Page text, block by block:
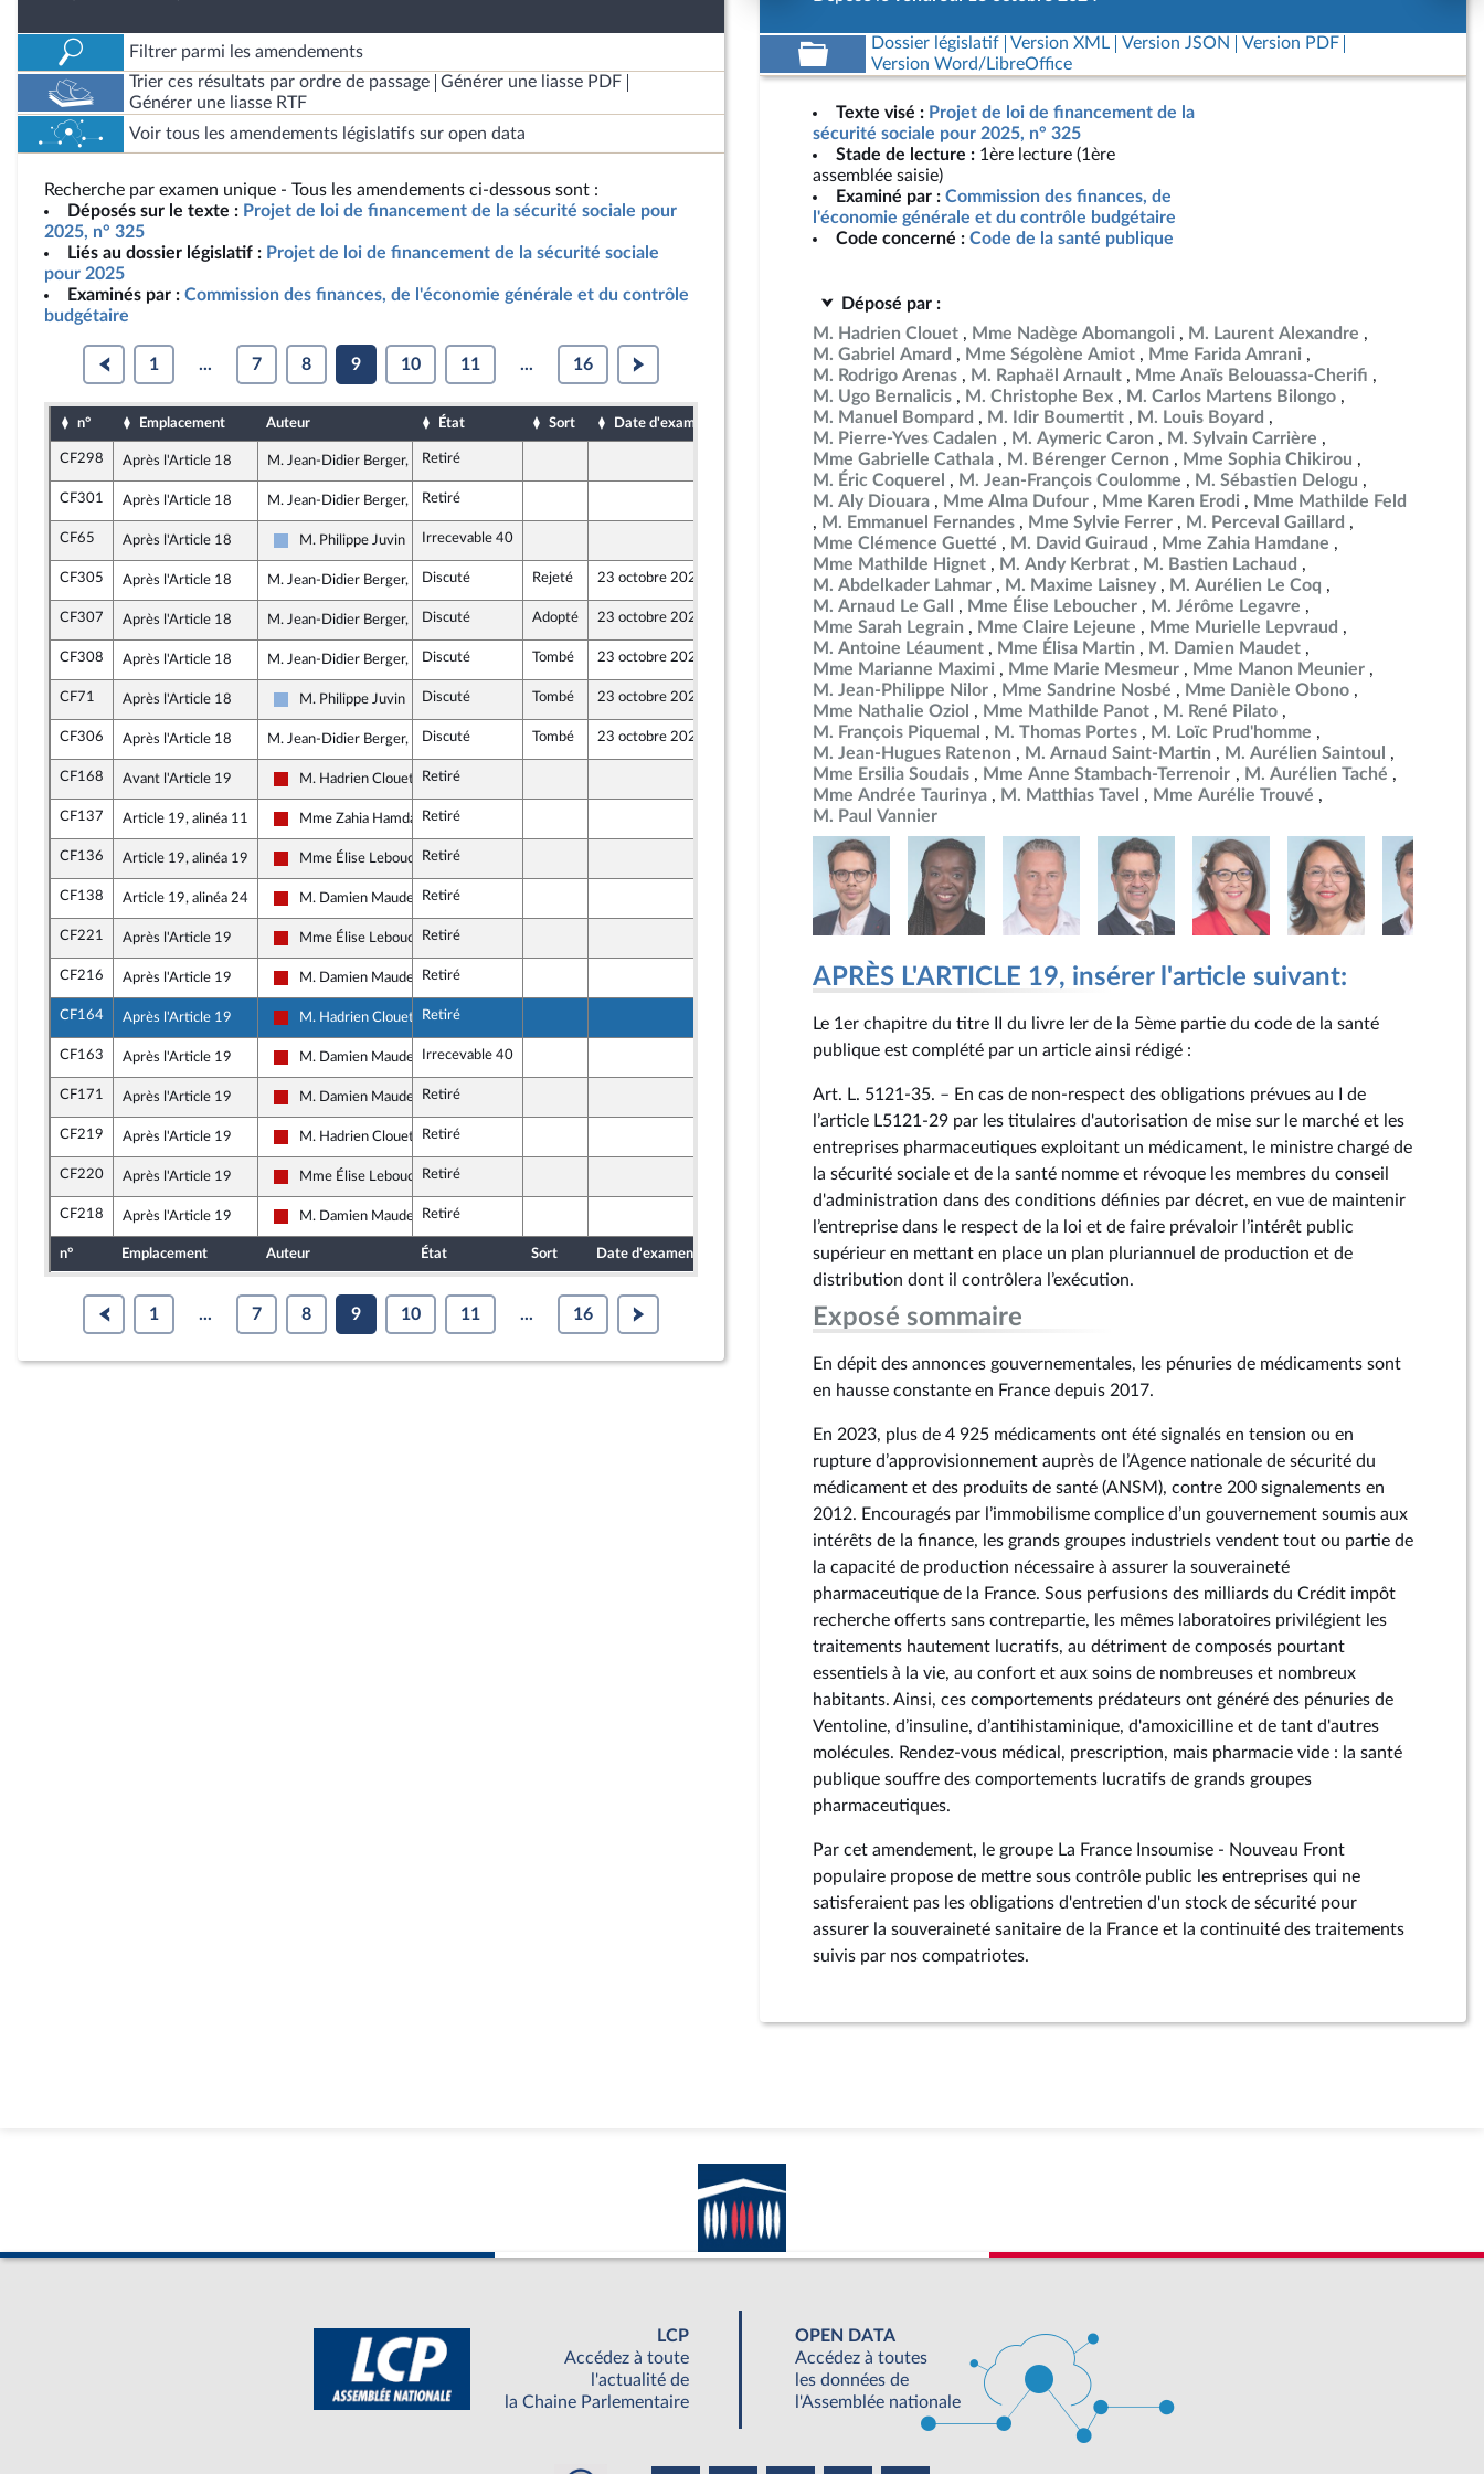
Filtrer parmi les amendements
Trier ces résultats par ordre de passage
Générer une liasse PDF
Générer une liasse RTF
Voir tous les amendements législatifs sur open data
Recherche par examen unique - Tous les amendements ci-dessous sont :
Déposés sur le texte : Projet de loi de financement de la sécurité sociale pour
2025, n° 325
Liés au dossier législatif : Projet de loi de financement de la sécurité sociale
pour 2025
Examinés par : Commission des finances, de l'économie générale et du contrôle
budgétaire
1 ... 7 8 9 10 11 ... 16
n° Emplacement Auteur État Sort Date d'examen Date de dépôt
CF298 Après l'Article 18 M. Jean-Didier Berger, rapporteur
Retiré 19 octobre 2024
CF301 Après l'Article 18 M. Jean-Didier Berger, rapporteur
Retiré 19 octobre 2024
CF65 Après l'Article 18
Droite Républicaine
M. Philippe Juvin Irrecevable 40 18 octobre 2024
CF305 Après l'Article 18 M. Jean-Didier Berger, rapporteur
Discuté Rejeté 23 octobre 2024 22 octobre 2024
CF307 Après l'Article 18 M. Jean-Didier Berger, rapporteur
Discuté Adopté 23 octobre 2024 22 octobre 2024
CF308 Après l'Article 18 M. Jean-Didier Berger, rapporteur
Discuté Tombé 23 octobre 2024 22 octobre 2024
CF71 Après l'Article 18
Droite Républicaine
M. Philippe Juvin Discuté Tombé 23 octobre 2024 18 octobre 2024
CF306 Après l'Article 18 M. Jean-Didier Berger, rapporteur
Discuté Tombé 23 octobre 2024 22 octobre 2024
CF168 Avant l'Article 19
La France insoumise - Nouveau Front Populaire
M. Hadrien Clouet Retiré 18 octobre 2024
CF137 Article 19, alinéa 11
La France insoumise - Nouveau Front Populaire
Mme Zahia HamdaneRetiré 18 octobre 2024
CF136 Article 19, alinéa 19
La France insoumise - Nouveau Front Populaire
Mme Élise LeboucherRetiré 18 octobre 2024
CF138 Article 19, alinéa 24
La France insoumise - Nouveau Front Populaire
M. Damien Maudet Retiré 18 octobre 2024
CF221 Après l'Article 19
La France insoumise - Nouveau Front Populaire
Mme Élise LeboucherRetiré 19 octobre 2024
CF216 Après l'Article 19
La France insoumise - Nouveau Front Populaire
M. Damien Maudet Retiré 19 octobre 2024
CF164 Après l'Article 19
La France insoumise - Nouveau Front Populaire
M. Hadrien Clouet Retiré 18 octobre 2024
CF163 Après l'Article 19
La France insoumise - Nouveau Front Populaire
M. Damien Maudet Irrecevable 40 18 octobre 2024
CF171 Après l'Article 19
La France insoumise - Nouveau Front Populaire
M. Damien Maudet Retiré 18 octobre 2024
CF219 Après l'Article 19
La France insoumise - Nouveau Front Populaire
M. Hadrien Clouet Retiré
CF220 Après l'Article 19
La France insoumise - Nouveau Front Populaire
Mme Élise LeboucherRetiré 19 octobre 2024
CF218 Après l'Article 19
La France insoumise - Nouveau Front Populaire
M. Damien Maudet Retiré
n° Emplacement Auteur État Sort Date d'examen Date de dépôt
1 ... 7 8 9 10 11 ... 16
Dossier législatif Version XML Version JSON
Version PDF
Version Word/LibreOffice
Texte visé : Projet de loi de financement de la
sécurité sociale pour 2025, n° 325
Stade de lecture : 1ère lecture (1ère
assemblée saisie)
Examiné par : Commission des finances, de
l'économie générale et du contrôle budgétaire
Code concerné : Code de la santé publique
Déposé par :
M. Hadrien Clouet
Mme Nadège Abomangoli
M. Laurent Alexandre
M. Gabriel Amard
Mme Ségolène Amiot
Mme Farida Amrani
M. Rodrigo Arenas
M. Raphaël Arnault
Mme Anaïs Belouassa-Cherifi
M. Ugo Bernalicis
M. Christophe Bex
M. Carlos Martens Bilongo
M. Manuel Bompard
M. Idir Boumertit
M. Louis Boyard
M. Pierre-Yves Cadalen
M. Aymeric Caron
M. Sylvain Carrière
Mme Gabrielle Cathala
M. Bérenger Cernon
Mme Sophia Chikirou
M. Éric Coquerel
M. Jean-François Coulomme
M. Sébastien Delogu
M. Aly Diouara
Mme Alma Dufour Mme Karen Erodi
Mme Mathilde Feld
M. Emmanuel Fernandes
Mme Sylvie Ferrer
M. Perceval Gaillard
Mme Clémence Guetté
M. David Guiraud
Mme Zahia Hamdane
Mme Mathilde Hignet
M. Andy Kerbrat
M. Bastien Lachaud
M. Abdelkader Lahmar
M. Maxime Laisney
M. Aurélien Le Coq
M. Arnaud Le Gall
Mme Élise Leboucher
M. Jérôme Legavre
Mme Sarah Legrain
Mme Claire Lejeune
Mme Murielle Lepvraud
M. Antoine Léaument
Mme Élisa Martin
M. Damien Maudet
Mme Marianne Maximi
Mme Marie Mesmeur
Mme Manon Meunier
M. Jean-Philippe Nilor
Mme Sandrine Nosbé
Mme Danièle Obono
Mme Nathalie Oziol
Mme Mathilde Panot
M. René Pilato
M. François Piquemal
M. Thomas Portes
M. Loïc Prud'homme
M. Jean-Hugues Ratenon
M. Arnaud Saint-Martin
M. Aurélien Saintoul
Mme Ersilia Soudais
Mme Anne Stambach-Terrenoir
M. Aurélien Taché
Mme Andrée Taurinya
M. Matthias Tavel
Mme Aurélie Trouvé
M. Paul Vannier
APRÈS L'ARTICLE 19, insérer l'article suivant:
Le 1er chapitre du titre II du livre Ier de la 5ème partie du code de la santé
publique est complété par un article ainsi rédigé :
Art. L. 5121-35. – En cas de non-respect des obligations prévues au I de
l’article L5121-29 par les titulaires d'autorisation de mise sur le marché et les
entreprises pharmaceutiques exploitant un médicament, le ministre chargé de
la sécurité sociale et de la santé nomme et révoque les membres du conseil
d'administration dans des conditions définies par décret, en vue de maintenir
l’entreprise dans le respect de la loi et de faire prévaloir l’intérêt public
supérieur en mettant en place un plan pluriannuel de production et de
distribution dont il contrôlera l’exécution.
Exposé sommaire
En dépit des annonces gouvernementales, les pénuries de médicaments sont
en hausse constante en France depuis 2017.
En 2023, plus de 4 925 médicaments ont été signalés en tension ou en
rupture d’approvisionnement auprès de l’Agence nationale de sécurité du
médicament et des produits de santé (ANSM), contre 200 signalements en
2012. Encouragés par l’immobilisme complice d’un gouvernement soumis aux
intérêts de la finance, les grands groupes industriels vendent tout ou partie de
la capacité de production nécessaire à assurer la souveraineté
pharmaceutique de la France. Sous perfusions des milliards du Crédit impôt
recherche offerts sans contrepartie, les mêmes laboratoires privilégient les
traitements hautement lucratifs, au détriment de composés pourtant
essentiels à la vie, au confort et aux soins de nombreuses et nombreux
habitants. Ainsi, ces comportements prédateurs ont généré des pénuries de
Ventoline, d’insuline, d’antihistaminique, d'amoxicilline et de tant d'autres
molécules. Rendez-vous médical, prescription, mais pharmacie vide : la santé
publique souffre des comportements lucratifs de grands groupes
pharmaceutiques.
Par cet amendement, le groupe La France Insoumise - Nouveau Front
populaire propose de mettre sous contrôle public les entreprises qui ne
satisferaient pas les obligations d'entretien d'un stock de sécurité pour
assurer la souveraineté sanitaire de la France et la continuité des traitements
suivis par nos compatriotes.
LCP
Accédez à toute
l'actualité de
la Chaine Parlementaire
OPEN DATA
Accédez à toutes
les données de
l'Assemblée nationale